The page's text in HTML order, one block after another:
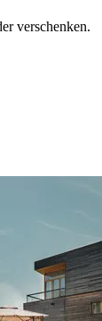
verschenken.